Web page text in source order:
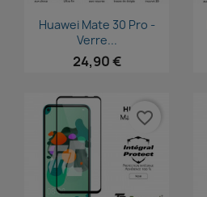
Aperçu rapide
Huawei Mate 30 Pro -
Verre...
24,90 €
favorite_border